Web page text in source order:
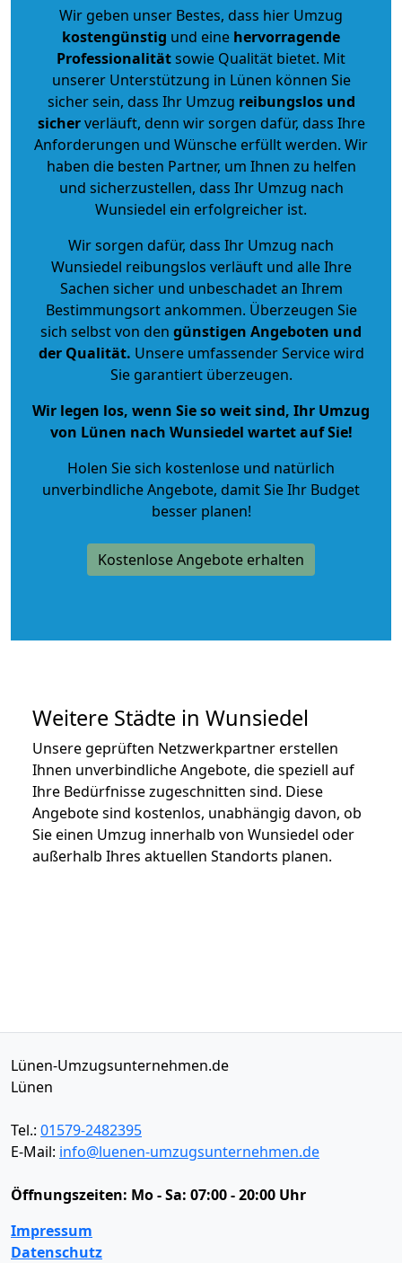
Wir geben unser Bestes, dass hier Umzug
kostengünstig und eine hervorragende
Professionalitätsowie Qualität bietet. Mit
unserer Unterstützung in Lünen können Sie
sicher sein, dass Ihr Umzug reibungslos und
sicherverläuft, denn wir sorgen dafür, dass Ihre
Anforderungen und Wünsche erfüllt werden. Wir
haben die besten Partner, um Ihnen zu helfen
und sicherzustellen, dass Ihr Umzug nach
Wunsiedel ein erfolgreicher ist.
Wir sorgen dafür, dass Ihr Umzug nach
Wunsiedel reibungslos verläuft und alle Ihre
Sachen sicher und unbeschadet an Ihrem
Bestimmungsort ankommen. Überzeugen Sie
sich selbst von den günstigen Angeboten und
der Qualität. Unsere umfassender Service wird
Sie garantiert überzeugen.
Wir legen los, wenn Sie so weit sind, Ihr Umzug
von Lünen nach Wunsiedel wartet auf Sie!
Holen Sie sich kostenlose und natürlich
unverbindliche Angebote, damit Sie Ihr Budget
besser planen!
Kostenlose Angebote erhalten
Weitere Städte in Wunsiedel
Unsere geprüften Netzwerkpartner erstellen
Ihnen unverbindliche Angebote, die speziell auf
Ihre Bedürfnisse zugeschnitten sind. Diese
Angebote sind kostenlos, unabhängig davon, ob
Sie einen Umzug innerhalb von Wunsiedel oder
außerhalb Ihres aktuellen Standorts planen.
Lünen-Umzugsunternehmen.de
Lünen
Tel.: 01579-2482395
E-Mail: info@luenen-umzugsunternehmen.de
Öffnungszeiten: Mo - Sa: 07:00 - 20:00 Uhr
Impressum
Datenschutz